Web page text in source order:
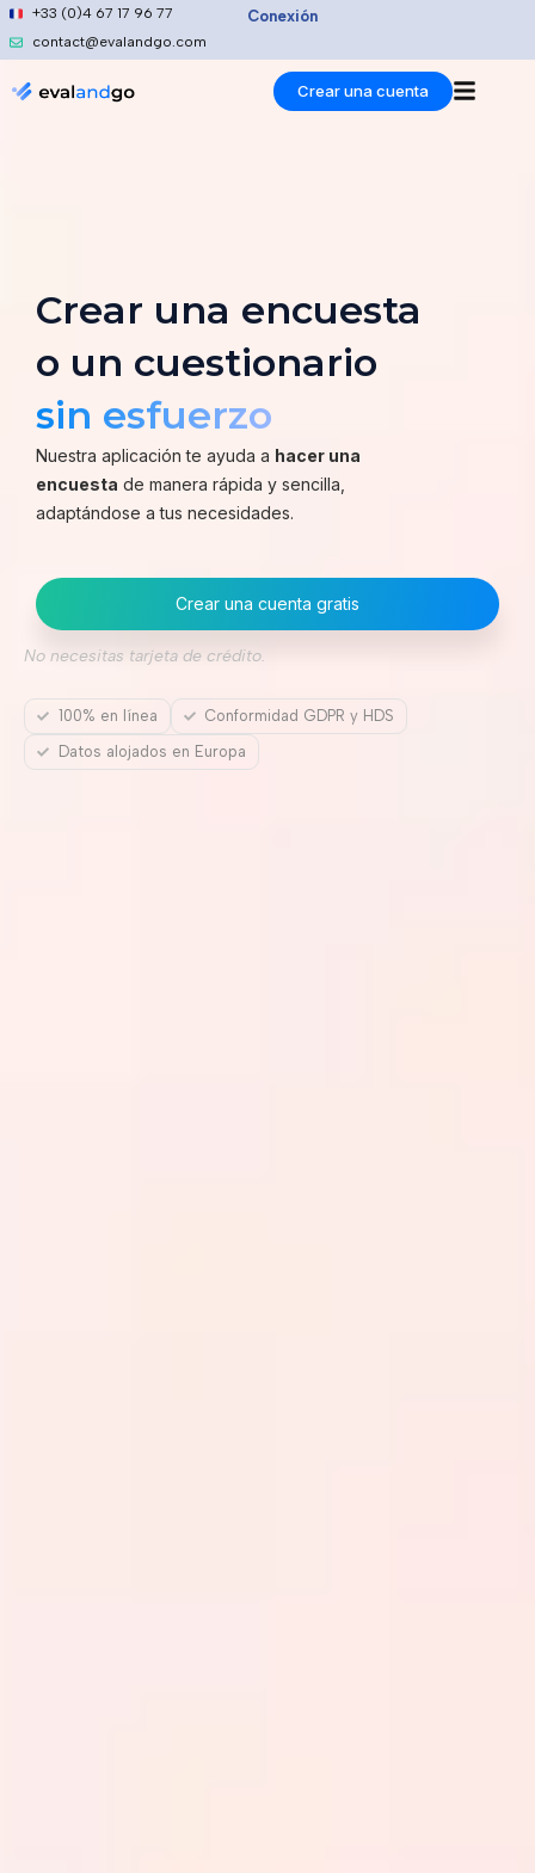
al
+33 (0)4 67 17 96 77
contact@evalandgo.com
Conexión
Crear una cuenta
Crear una encuesta
o un cuestionario
sin esfuerzo
Nuestra aplicación te ayuda a hacer una
encuesta de manera rápida y sencilla,
adaptándose a tus necesidades.
Crear una cuenta gratis
No necesitas tarjeta de crédito.
100% en línea
Conformidad GDPR y HDS
Datos alojados en Europa